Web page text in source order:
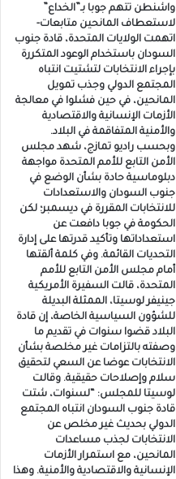
واشنطن تتهم جوبا بـ”الخداع”
لاستعطاف المانحين متابعات-
اتهمت الولايات المتحدة، قادة جنوب
السودان باستخدام الوعود المتكررة
بإجراء الانتخابات لتشتيت انتباه
المجتمع الدولي وجذب تمويل
المانحين، في حين فشلوا في معالجة
الأزمات الإنسانية والاقتصادية
والأمنية المتفاقمة في البلاد.
وبحسب راديو تمازج، شهد مجلس
الأمن التابع للأمم المتحدة مواجهة
دبلوماسية حادة بشأن الوضع في
جنوب السودان والاستعدادات
للانتخابات المقررة في ديسمبر؛ لكن
الحكومة في جوبا دافعت عن
استعداداتها وتأكيد قدرتها على إدارة
التحديات القائمة. وفي كلمة ألقتها
أمام مجلس الأمن التابع للأمم
المتحدة، قالت السفيرة الأمريكية
جينيفر لوسيتا، الممثلة البديلة
للشؤون السياسية الخاصة، إن قادة
البلاد قضوا سنوات في تقديم ما
وصفته بالتزامات غير مخلصة بشأن
الانتخابات عوضا عن السعي لتحقيق
سلام وإصلاحات حقيقية. وقالت
لوسيتا للمجلس: “لسنوات، شتت
قادة جنوب السودان انتباه المجتمع
الدولي بحديث غير مخلص عن
الانتخابات لجذب مساعدات
المانحين، مع استمرار الأزمات
الإنسانية والاقتصادية والأمنية. وهذا